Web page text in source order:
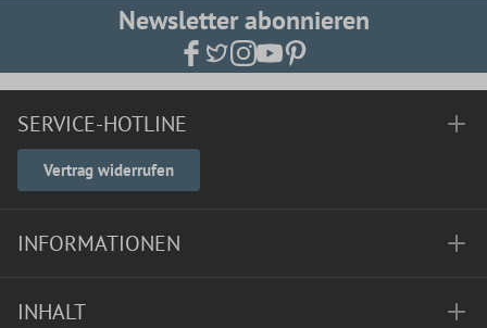
Newsletter abonnieren
SERVICE-HOTLINE
Vertrag widerrufen
INFORMATIONEN
INHALT